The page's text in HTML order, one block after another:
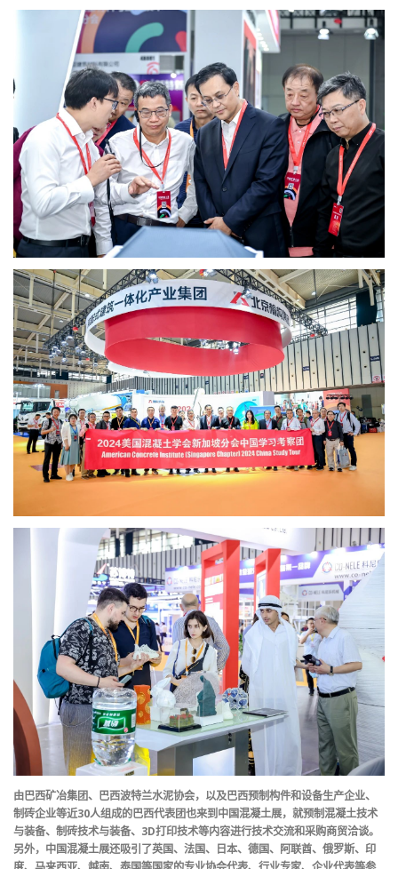
由巴西矿冶集团、巴西波特兰水泥协会，以及巴西预制构件和设备生产企业、
制砖企业等近30人组成的巴西代表团也来到中国混凝土展，就预制混凝土技术
与装备、制砖技术与装备、3D打印技术等内容进行技术交流和采购商贸洽谈。
另外，中国混凝土展还吸引了英国、法国、日本、德国、阿联酋、俄罗斯、印